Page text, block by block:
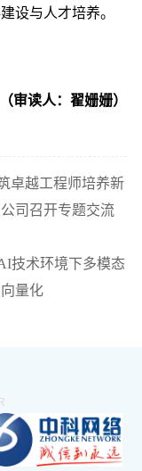
设与人才培养。
（审读人：翟姗姗）
卓越工程师培养新
司召开专题交流
技术环境下多模态
量化